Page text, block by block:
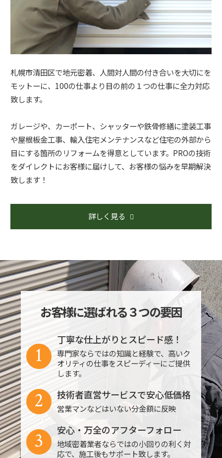
札幌市清田区で地元密着、人間対人間の付き合いを大切にを
モットーに、100の仕事より目の前の１つの仕事に全力対応
致します。
ガレージや、カーポート、シャッターや鉄骨修繕に塗装工事
や屋根板金工事、輸入住宅メンテナンスなど住宅の外部から
目にする箇所のリフォームを得意としています。PROの技術
をダイレクトにお客様に届けして、お客様の悩みを早期解決
致します！
詳しく見る
お客様に選ばれる３つの要因
丁寧な仕上がりとスピード感！
専門家ならではの知識と経験で、高いク
オリティの仕事をスピーディーにご提供
します。
1
技術者直営サービスで安心低価格
営業マンなどはいない分金額に反映
2
安心・万全のアフターフォロー
地域密着業者ならではの小回りの利く対
応で、施工後もサポート致します。
3